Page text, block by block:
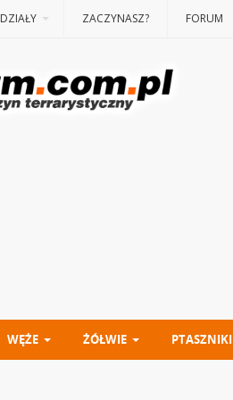
DZIAŁY ZACZYNASZ? FORUM
WĘŻE ŻÓŁWIE PTASZNIKI